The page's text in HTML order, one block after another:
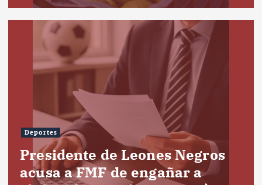
Deportes
Presidente de Leones Negros
acusa a FMF de engañar a